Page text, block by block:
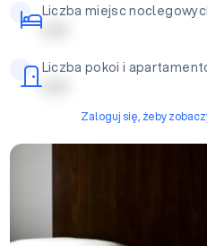
Liczba miejsc
| | | | |
Liczba pokoi i
| | | | |
Zaloguj się, żeby